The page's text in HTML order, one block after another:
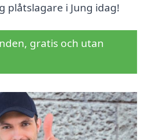
plåtslagare i Jung idag!
gratis och utan